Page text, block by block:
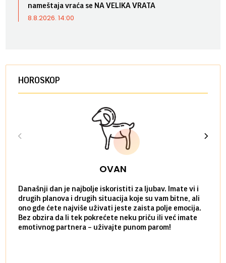
nameštaja vraća se NA VELIKA VRATA
8.8.2026. 14:00
HOROSKOP
OVAN
Današnji dan je najbolje iskoristiti za ljubav. Imate vi i
drugih planova i drugih situacija koje su vam bitne, ali
ono gde ćete najviše uživati jeste zaista polje emocija.
Bez obzira da li tek pokrećete neku priču ili već imate
emotivnog partnera – uživajte punom parom!